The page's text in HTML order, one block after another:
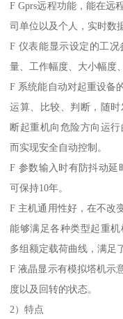
F Gprs远程功能，能在远
司单位以及个人，实时数
F 仪表能显示设定的工
量、工作幅度、大小幅度
F 系统能自动对起重设备
运算、比较、判断，随
断起重机向危险方向运
而实现安全自动控制。
F 参数输入时有防抖动延
可保持10年。
F 主机通用性好，在不改
能够满足各种类型起重
多组额定载荷曲线，满足
F 液晶显示有模拟塔机示
度以及回转的状态。
2）特点